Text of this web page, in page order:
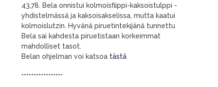
43,78. Bela onnistui kolmoisflippi-kaksoistulppi -
yhdistelmässä ja kaksoisakselissa, mutta kaatui
kolmoislutzin. Hyvänä piruetintekijänä tunnettu
Bela sai kahdesta piruetistaan korkeimmat
mahdolliset tasot.
Belan ohjelman voi katsoa tästä
*****************